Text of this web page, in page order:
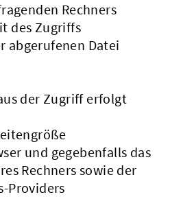
Rechners
des Zugriffs
abgerufenen Datei
der Zugriff erfolgt
und gegebenfalls das
Rechners sowie der
Providers